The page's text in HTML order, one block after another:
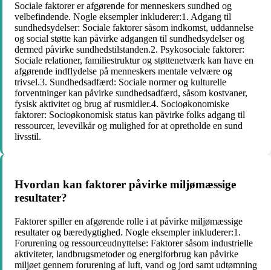
Sociale faktorer er afgørende for menneskers sundhed og
velbefindende. Nogle eksempler inkluderer:1. Adgang til
sundhedsydelser: Sociale faktorer såsom indkomst, uddannelse
og social støtte kan påvirke adgangen til sundhedsydelser og
dermed påvirke sundhedstilstanden.2. Psykosociale faktorer:
Sociale relationer, familiestruktur og støttenetværk kan have en
afgørende indflydelse på menneskers mentale velvære og
trivsel.3. Sundhedsadfærd: Sociale normer og kulturelle
forventninger kan påvirke sundhedsadfærd, såsom kostvaner,
fysisk aktivitet og brug af rusmidler.4. Socioøkonomiske
faktorer: Socioøkonomisk status kan påvirke folks adgang til
ressourcer, levevilkår og mulighed for at opretholde en sund
livsstil.
Hvordan kan faktorer påvirke miljømæssige
resultater?
Faktorer spiller en afgørende rolle i at påvirke miljømæssige
resultater og bæredygtighed. Nogle eksempler inkluderer:1.
Forurening og ressourceudnyttelse: Faktorer såsom industrielle
aktiviteter, landbrugsmetoder og energiforbrug kan påvirke
miljøet gennem forurening af luft, vand og jord samt udtømning